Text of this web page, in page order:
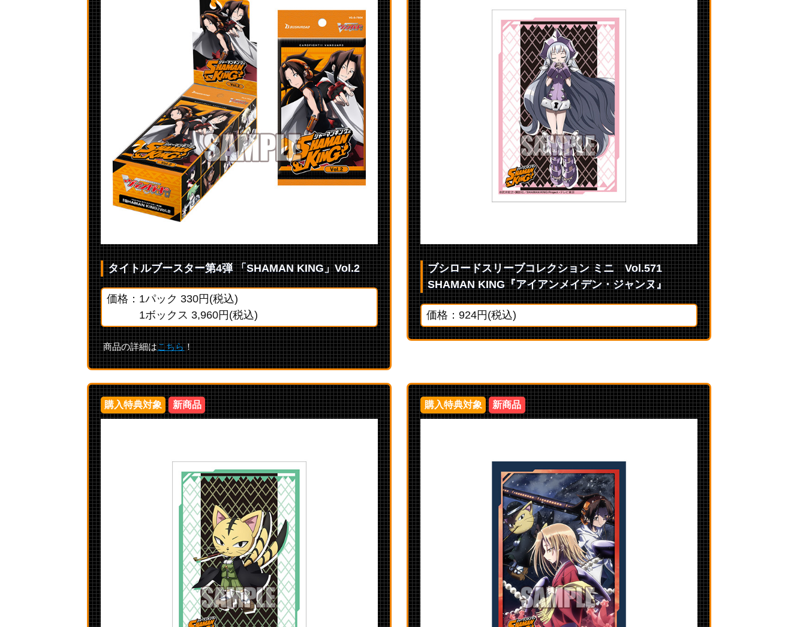
タイトルブースター第4弾 「SHAMAN KING」Vol.2
価格：1パック 330円(税込)
1ボックス 3,960円(税込)
商品の詳細はこちら！
ブシロードスリーブコレクション ミニ Vol.571
SHAMAN KING『アイアンメイデン・ジャンヌ』
価格：924円(税込)
購入特典対象 新商品 購入特典対象 新商品